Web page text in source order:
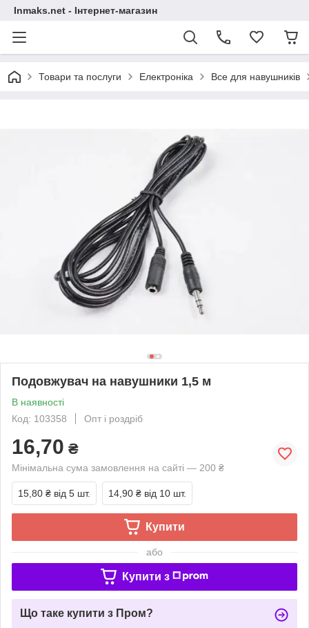
Inmaks.net - Інтернет-магазин
Товари та послуги Електроніка Все для навушників
Подовжувач на навушники 1,5 м
В наявності
Код: 103358
Опт і роздріб
16,70 ₴
Мінімальна сума замовлення на сайті — 200 ₴
15,80 ₴ від 5 шт. 14,90 ₴ від 10 шт.
Купити
або
Купити з
Що таке купити з Пром?